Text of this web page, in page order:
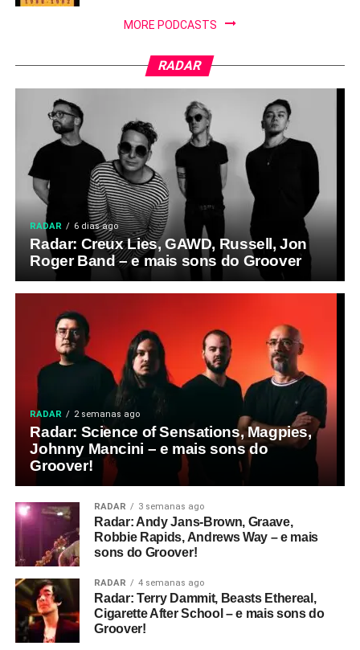
MORE PODCASTS
RADAR
RADAR 6 dias ago
Radar: Creux Lies, GAWD, Russell, Jon
Roger Band – e mais sons do Groover
RADAR 2 semanas ago
Radar: Science of Sensations, Magpies,
Johnny Mancini – e mais sons do
Groover!
RADAR 3 semanas ago
Radar: Andy Jans-Brown, Graave,
Robbie Rapids, Andrews Way – e mais
sons do Groover!
RADAR 4 semanas ago
Radar: Terry Dammit, Beasts Ethereal,
Cigarette After School – e mais sons do
Groover!